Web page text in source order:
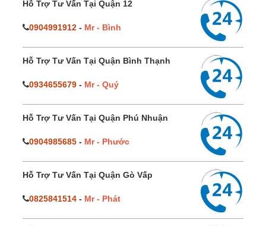
Hỗ Trợ Tư Vấn Tại Quận 12
0904991912 - Mr - Bình
Hỗ Trợ Tư Vấn Tại Quận Bình Thạnh
0934655679 - Mr - Quý
Hỗ Trợ Tư Vấn Tại Quận Phú Nhuận
0904985685 - Mr - Phước
Hỗ Trợ Tư Vấn Tại Quận Gò Vấp
0825841514 - Mr - Phát